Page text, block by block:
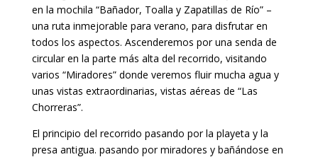
en la mochila “Bañador, Toalla y Zapatillas de Río” –
una ruta inmejorable para verano, para disfrutar en
todos los aspectos. Ascenderemos por una senda de
circular en la parte más alta del recorrido, visitando
varios “Miradores” donde veremos fluir mucha agua y
unas vistas extraordinarias, vistas aéreas de “Las
Chorreras”.
El principio del recorrido pasando por la playeta y la
presa antigua. pasando por miradores y bañándose en